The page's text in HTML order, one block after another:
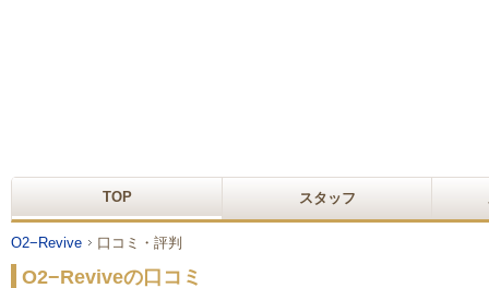
TOP スタッフ
O2−Revive 口コミ・評判
O2−Reviveの口コミ